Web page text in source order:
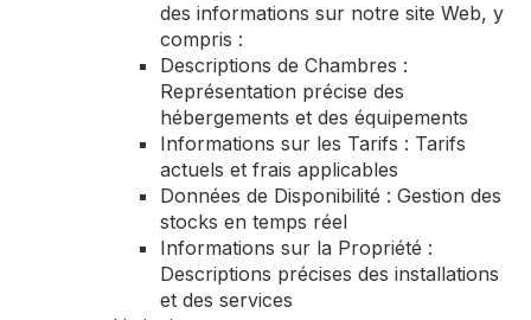
des informations sur notre site Web, y
compris :
Descriptions de Chambres :
Représentation précise des
hébergements et des équipements
Informations sur les Tarifs : Tarifs
actuels et frais applicables
Données de Disponibilité : Gestion des
stocks en temps réel
Informations sur la Propriété :
Descriptions précises des installations
et des services